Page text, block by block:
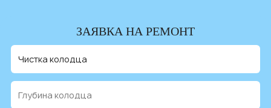
ЗАЯВКА НА РЕМОНТ